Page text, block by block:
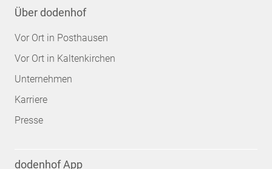
Über dodenhof
Vor Ort in Posthausen
Vor Ort in Kaltenkirchen
Unternehmen
Karriere
Presse
dodenhof App